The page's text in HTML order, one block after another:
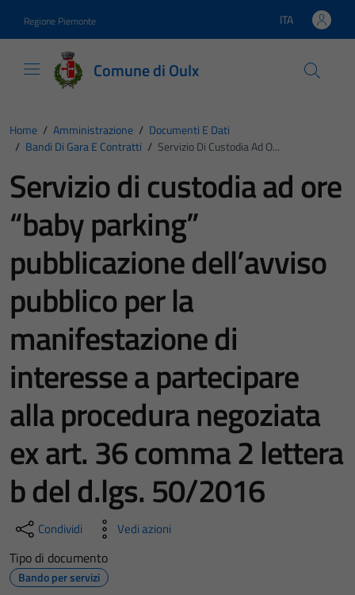
Regione Piemonte Lingua attiva:
ITA
Comune di Oulx
Home / Amministrazione / Documenti E Dati
/ Bandi Di Gara E Contratti / Servizio Di Custodia Ad O...
Servizio di custodia ad ore
“baby parking”
pubblicazione dell’avviso
pubblico per la
manifestazione di
interesse a partecipare
alla procedura negoziata
ex art. 36 comma 2 lettera
b del d.lgs. 50/2016
Condividi Vedi azioni
Tipo di documento
Bando per servizi